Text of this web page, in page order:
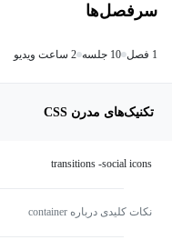
سرفصل‌ها
1 فصل 10 جلسه 2 ساعت ویدیو
تکنیک‌های مدرن CSS
نکات کلیدی درباره container